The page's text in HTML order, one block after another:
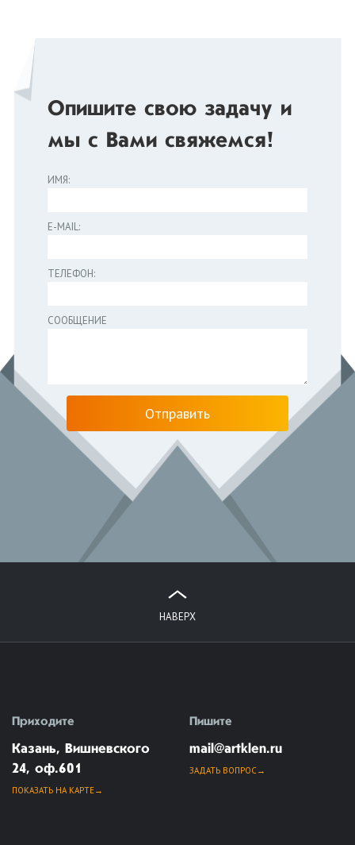
Опишите свою задачу и
мы с Вами свяжемся!
ИМЯ:
E-MAIL:
ТЕЛЕФОН:
СООБЩЕНИЕ
НАВЕРХ
Приходите
Казань, Вишневского
24, оф.601
ПОКАЗАТЬ НА КАРТЕ
Пишите
mail@artklen.ru
ЗАДАТЬ ВОПРОС